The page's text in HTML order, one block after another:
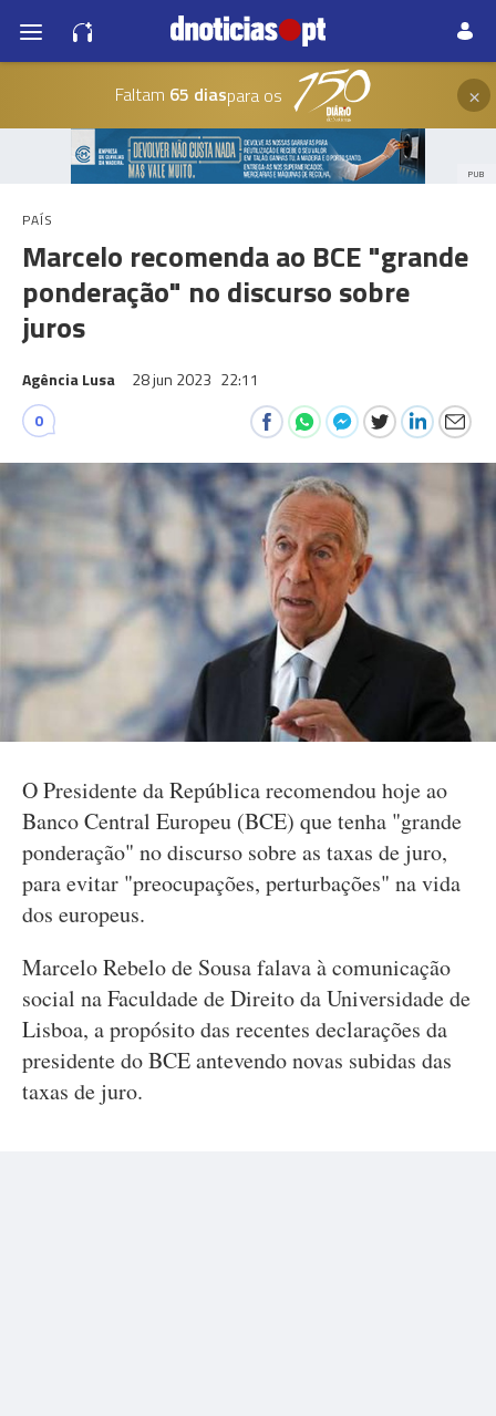
Faltam 65 diaspara os ×
PUB
PAÍS
Marcelo recomenda ao BCE "grande
ponderação" no discurso sobre
juros
Agência Lusa 28 jun 2023 22:11
0
O Presidente da República recomendou hoje ao
Banco Central Europeu (BCE) que tenha "grande
ponderação" no discurso sobre as taxas de juro,
para evitar "preocupações, perturbações" na vida
dos europeus.
Marcelo Rebelo de Sousa falava à comunicação
social na Faculdade de Direito da Universidade de
Lisboa, a propósito das recentes declarações da
presidente do BCE antevendo novas subidas das
taxas de juro.